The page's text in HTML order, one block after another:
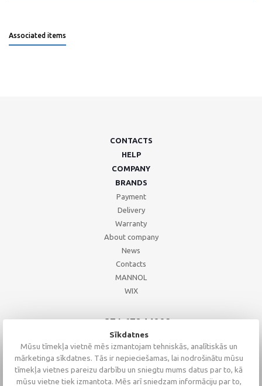
Associated items
CONTACTS
HELP
COMPANY
BRANDS
Payment
Delivery
Warranty
About company
News
Contacts
MANNOL
WIX
+371 67244008
+371 67271055
+371 26002793
Sīkdatnes
Mūsu tīmekļa vietnē mēs izmantojam tehniskās, analītiskās un
mārketinga sīkdatnes. Tās ir nepieciešamas, lai nodrošinātu mūsu
tīmekļa vietnes pareizu darbību un sniegtu mums datus par to, kā
mūsu vietne tiek izmantota. Mēs arī sniedzam informāciju par to,